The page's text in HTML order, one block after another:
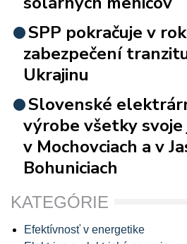
SPP pokračuje v
zabezpečení
Ukrajinu
Slovenské
výrobe všetky
v Mochovciach a v
Bohuniciach
KATEGÓRIE
Efektívnosť v energetike